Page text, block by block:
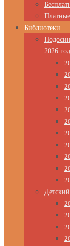
Библиотеки
2026 год